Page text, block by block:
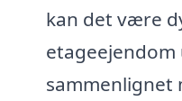
kan det være
sammenlignet